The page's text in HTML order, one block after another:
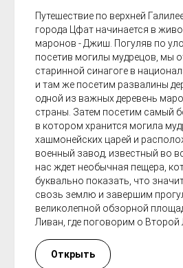
Путешествие по верхней
города Цфат начинается в
маронов - Джиш. Погуляв по
посетив могилы мудрецов, мы
старинной синагоге в
и там же посетим развалины
одной из важных деревень
страны. Затем посетим самый
в котором хранится могила
хашмонейских царей и
военный завод, известный во
нас ждет необычная пещера,
буквально показать, что
свозь землю и завершим
великолепной обзорной
Ливан, где поговорим о Второй
Открыть